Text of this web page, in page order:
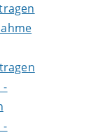
-
-